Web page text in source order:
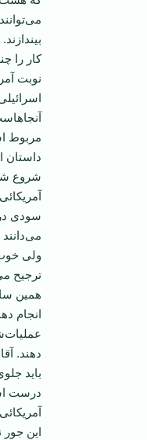
کار را
نوبت
مربوط
داستان
شروع
سودی در
ولی
ترجیح
همین
انجام
دهند.
باید
درست
این